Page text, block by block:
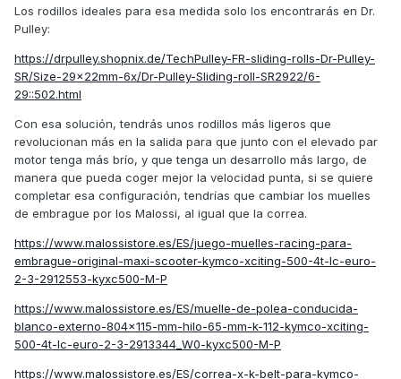
Los rodillos ideales para esa medida solo los encontrarás en Dr.
Pulley:
https://drpulley.shopnix.de/TechPulley-FR-sliding-rolls-Dr-Pulley-
SR/Size-29x22mm-6x/Dr-Pulley-Sliding-roll-SR2922/6-
29::502.html
Con esa solución, tendrás unos rodillos más ligeros que
revolucionan más en la salida para que junto con el elevado par
motor tenga más brío, y que tenga un desarrollo más largo, de
manera que pueda coger mejor la velocidad punta, si se quiere
completar esa configuración, tendrías que cambiar los muelles
de embrague por los Malossi, al igual que la correa.
https://www.malossistore.es/ES/juego-muelles-racing-para-
embrague-original-maxi-scooter-kymco-xciting-500-4t-lc-euro-
2-3-2912553-kyxc500-M-P
https://www.malossistore.es/ES/muelle-de-polea-conducida-
blanco-externo-804x115-mm-hilo-65-mm-k-112-kymco-xciting-
500-4t-lc-euro-2-3-2913344_W0-kyxc500-M-P
https://www.malossistore.es/ES/correa-x-k-belt-para-kymco-